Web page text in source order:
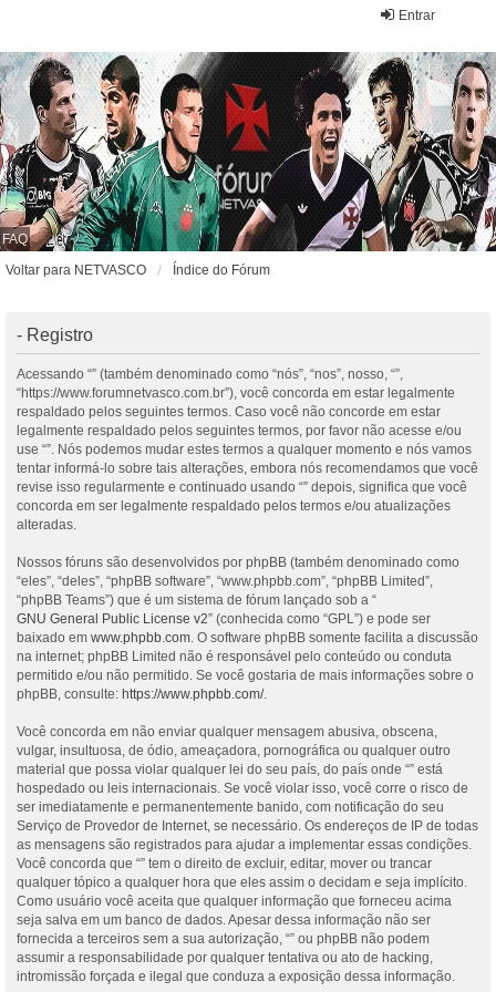
Entrar
FAQ
Voltar para NETVASCO
Índice do Fórum
- Registro
Acessando “” (também denominado como “nós”, “nos”, nosso, “”,
“https://www.forumnetvasco.com.br”), você concorda em estar legalmente
respaldado pelos seguintes termos. Caso você não concorde em estar
legalmente respaldado pelos seguintes termos, por favor não acesse e/ou
use “”. Nós podemos mudar estes termos a qualquer momento e nós vamos
tentar informá-lo sobre tais alterações, embora nós recomendamos que você
revise isso regularmente e continuado usando “” depois, significa que você
concorda em ser legalmente respaldado pelos termos e/ou atualizações
alteradas.
Nossos fóruns são desenvolvidos por phpBB (também denominado como
“eles”, “deles”, “phpBB software”, “www.phpbb.com”, “phpBB Limited”,
“phpBB Teams”) que é um sistema de fórum lançado sob a “
GNU General Public License v2” (conhecida como “GPL”) e pode ser
baixado em www.phpbb.com. O software phpBB somente facilita a discussão
na internet; phpBB Limited não é responsável pelo conteúdo ou conduta
permitido e/ou não permitido. Se você gostaria de mais informações sobre o
phpBB, consulte: https://www.phpbb.com/.
Você concorda em não enviar qualquer mensagem abusiva, obscena,
vulgar, insultuosa, de ódio, ameaçadora, pornográfica ou qualquer outro
material que possa violar qualquer lei do seu país, do país onde “” está
hospedado ou leis internacionais. Se você violar isso, você corre o risco de
ser imediatamente e permanentemente banido, com notificação do seu
Serviço de Provedor de Internet, se necessário. Os endereços de IP de todas
as mensagens são registrados para ajudar a implementar essas condições.
Você concorda que “” tem o direito de excluir, editar, mover ou trancar
qualquer tópico a qualquer hora que eles assim o decidam e seja implícito.
Como usuário você aceita que qualquer informação que forneceu acima
seja salva em um banco de dados. Apesar dessa informação não ser
fornecida a terceiros sem a sua autorização, “” ou phpBB não podem
assumir a responsabilidade por qualquer tentativa ou ato de hacking,
intromissão forçada e ilegal que conduza a exposição dessa informação.